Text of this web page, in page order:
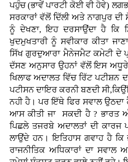
ਪਹੁੰਚ (ਭਾਵੇਂ ਪਾਰਟੀ ਕੋਈ ਵੀ ਹੋਵੇ)
ਸਰਕਾਰਾਂ ਵੱਲੋਂ ਦਿੱਲੀ ਅਤੇ ਨਾਗਪੁਰ
ਨੂੰ ਦੇਖਣਾ, ਇਹ ਦਰਸਾਉਂਦਾ ਹੈ ਕਿ
ਖੁਦਮੁਖਤਾਰੀ ਨੂੰ ਸਵੀਕਾਰ ਕੀਤਾ
ਸਿੱਖ ਗੁਰਦੁਆਰਾ ਮੈਨੇਜਮੈਟ ਕਮੇਟੀ ਦੇ
ਦੱਸਣ ਅਨੁਸਾਰ ਉਹਨਾਂ ਵੱਲੋਂ ਇਸ ਅਧੂਰੇ
ਖਿਲਾਫ ਅਦਾਲਤ ਵਿੱਚ ਰਿੱਟ ਪਟੀਸ਼ਨ
ਪਟੀਸਨ ਦਾਇਰ ਕਰਨੀ ਬਣਦੀ
ਨਹੀ ਹੈ। ਪਰ ਇੱਥੇ ਫਿਰ ਸਵਾਲ ਉਠਦਾ
ਆਸ ਕੀਤੀ ਜਾ ਸਕਦੀ ਹੈ ? ਭਾਰਤ
ਪਿਛਲੇ ਤਜਰਬੇ ਅਦਾਲਤਾਂ ਦੀ ਕਾਰਜ
ਲਾਉਂਦੇ ਹਨ। ਇਤਿਹਾਸ ਗਵਾਹ ਹੈ ਕਿ
ਰਾਜਨੀਤਿਕ ਅਧਿਕਾਰਾਂ ਦਾ ਸਵਾਲ